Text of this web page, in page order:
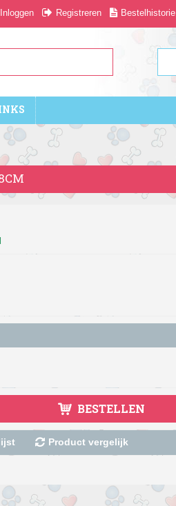
Inloggen Registreren Bestelhistorie
BESTELLEN
Product vergelijk